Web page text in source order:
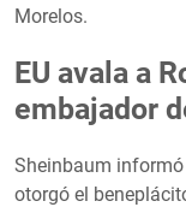
Morelos.
EU avala a
embajador
Sheinbaum
otorgó el